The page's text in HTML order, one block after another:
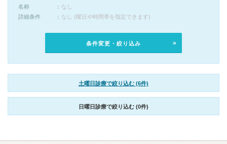
名称
なし
詳細条件
なし (曜日や時間帯を指定できます)
条件変更・絞り込み
土曜日診療で絞り込む (6件)
日曜日診療で絞り込む (0件)